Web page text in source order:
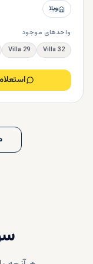
مجلل و راحت برای
ویلا
واحدهای موجود
Villa 32
Villa 29